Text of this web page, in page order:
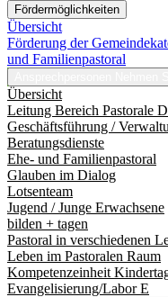
Fördermöglichkeiten
Übersicht
Förderung der
und Familienpastoral
Übersicht
Leitung Bereich Pastorale
Geschäftsführung /
Beratungsdienste
Ehe- und Familienpastoral
Glauben im Dialog
Lotsenteam
Jugend / Junge Erwachsene
bilden + tagen
Pastoral in verschiedenen
Leben im Pastoralen Raum
Kompetenzeinheit
Evangelisierung/Labor E